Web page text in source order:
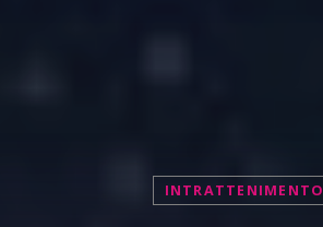
INTRATTENIMENTO